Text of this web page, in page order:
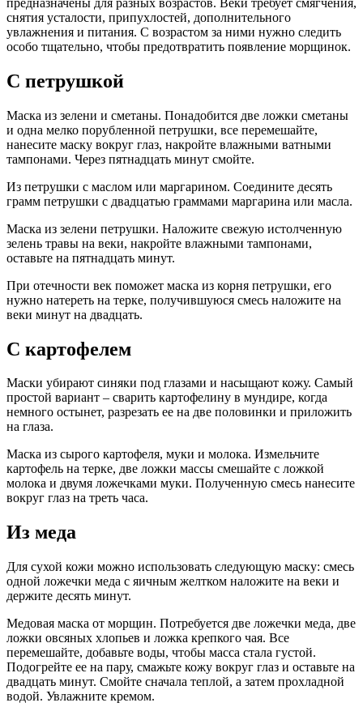
снятия усталости, припухлостей, дополнительного
увлажнения и питания. С возрастом за ними нужно следить
особо тщательно, чтобы предотвратить появление морщинок.
С петрушкой
Маска из зелени и сметаны. Понадобится две ложки сметаны
и одна мелко порубленной петрушки, все перемешайте,
нанесите маску вокруг глаз, накройте влажными ватными
тампонами. Через пятнадцать минут смойте.
Из петрушки с маслом или маргарином. Соедините десять
грамм петрушки с двадцатью граммами маргарина или масла.
Маска из зелени петрушки. Наложите свежую истолченную
зелень травы на веки, накройте влажными тампонами,
оставьте на пятнадцать минут.
При отечности век поможет маска из корня петрушки, его
нужно натереть на терке, получившуюся смесь наложите на
веки минут на двадцать.
С картофелем
Маски убирают синяки под глазами и насыщают кожу. Самый
простой вариант – сварить картофелину в мундире, когда
немного остынет, разрезать ее на две половинки и приложить
на глаза.
Маска из сырого картофеля, муки и молока. Измельчите
картофель на терке, две ложки массы смешайте с ложкой
молока и двумя ложечками муки. Полученную смесь нанесите
вокруг глаз на треть часа.
Из меда
Для сухой кожи можно использовать следующую маску: смесь
одной ложечки меда с яичным желтком наложите на веки и
держите десять минут.
Медовая маска от морщин. Потребуется две ложечки меда, две
ложки овсяных хлопьев и ложка крепкого чая. Все
перемешайте, добавьте воды, чтобы масса стала густой.
Подогрейте ее на пару, смажьте кожу вокруг глаз и оставьте на
двадцать минут. Смойте сначала теплой, а затем прохладной
водой. Увлажните кремом.